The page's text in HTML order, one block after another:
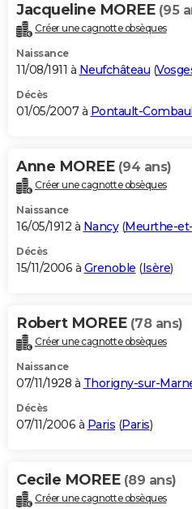
Jacqueline MOREE (95
Créer une cagnotte obsèques
Naissance
11/08/1911 à Neufchâteau (
Décès
01/05/2007 à Pontault-
Anne MOREE (94 ans)
Créer une cagnotte obsèques
Naissance
16/05/1912 à Nancy(Meurthe-
Décès
15/11/2006 à Grenoble (Isère)
Robert MOREE (78 ans)
Créer une cagnotte obsèques
Naissance
07/11/1928 à Thorigny-sur-
Décès
07/11/2006 à Paris (Paris)
Cecile MOREE (89 ans)
Créer une cagnotte obsèques